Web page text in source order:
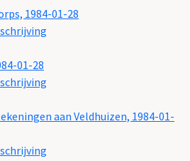
1984-01-28
01-28
aan Veldhuizen, 1984-01-